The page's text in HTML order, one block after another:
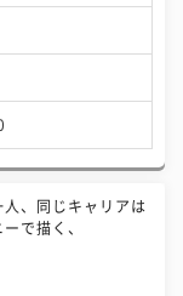
人、同じキャリアは
で描く、